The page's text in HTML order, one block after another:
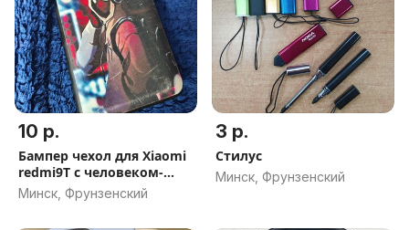
10 р.
Бампер чехол для Xiaomi
redmi9T с человеком-
пауком
Минск, Фрунзенский
3 р.
Стилус
Минск, Фрунзенский